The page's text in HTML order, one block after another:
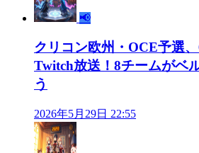
📢
クリコン欧州・OCE予選
Twitch放送！8チームがベ
う
2026年5月29日 22:55